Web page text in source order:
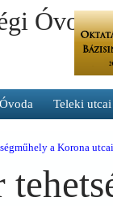
Óvoda
Teleki
a Korona